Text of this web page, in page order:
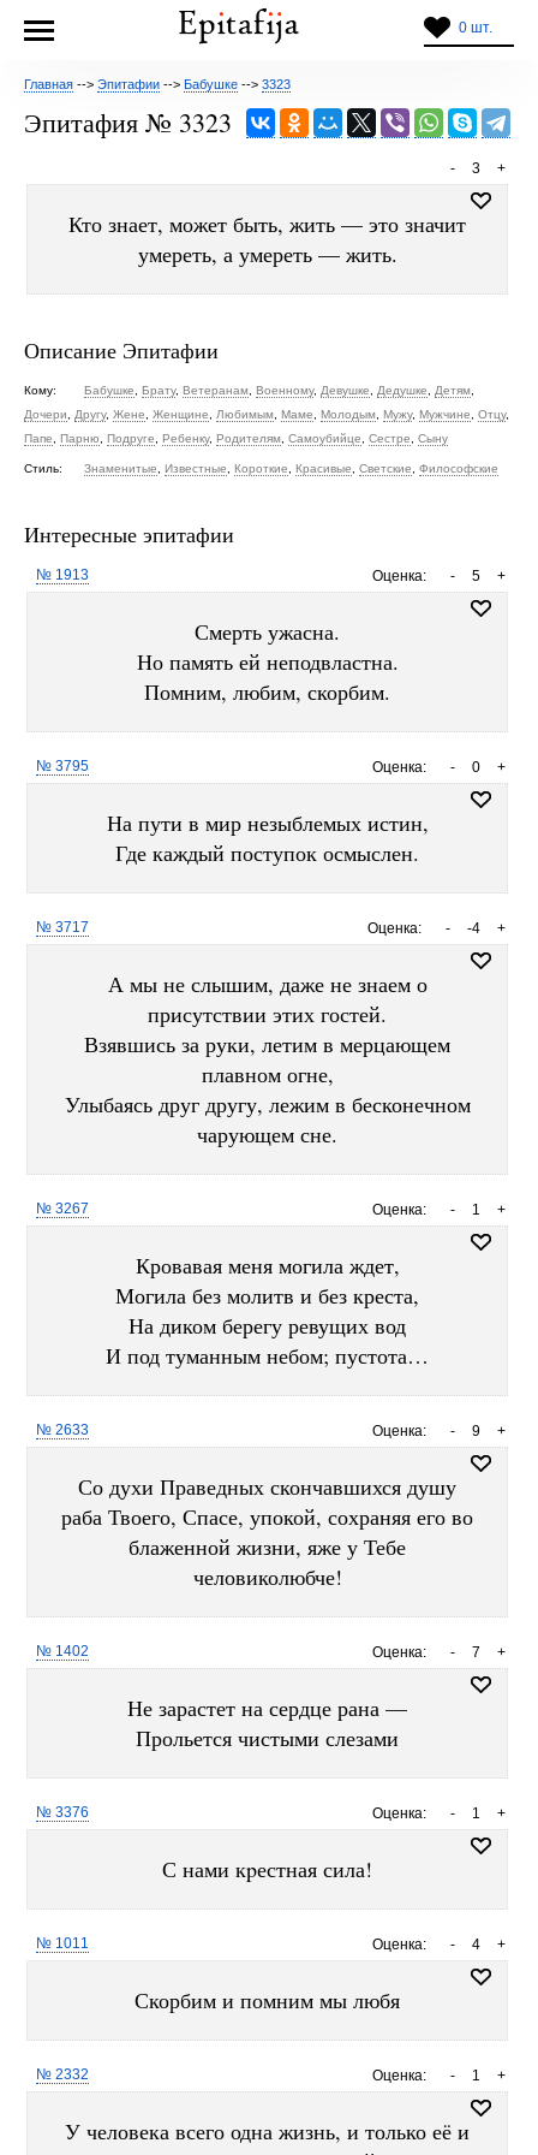
0 шт.
Главная --> Эпитафии --> Бабушке --> 3323
Эпитафия № 3323
+
3
-
Кто знает, может быть, жить — это значит
умереть, а умереть — жить.
Описание Эпитафии
Кому: Бабушке Брату, Ветеранам Военному, Девушке Дедушке Детям
Дочери
Другу, Жене Женщине Любимым Маме Молодым Мужу, Мужчине Отцу,
Папе
Парню Подруге Ребенку, Родителям Самоубийце Сестре Сыну
Стиль: Знаменитые Известные Короткие Красивые Светские Философские
Интересные эпитафии
Оценка: +
5
-
№ 1913
Смерть ужасна.
Но память ей неподвластна.
Помним, любим, скорбим.
Оценка: +
0
-
№ 3795
На пути в мир незыблемых истин,
Где каждый поступок осмыслен.
Оценка: +
-4
-
№ 3717
А мы не слышим, даже не знаем о
присутствии этих гостей.
Взявшись за руки, летим в мерцающем
плавном огне,
Улыбаясь друг другу, лежим в бесконечном
чарующем сне.
Оценка: +
1
-
№ 3267
Кровавая меня могила ждет,
Могила без молитв и без креста,
На диком берегу ревущих вод
И под туманным небом; пустота…
Оценка: +
9
-
№ 2633
Со духи Праведных скончавшихся душу
раба Твоего, Спасе, упокой, сохраняя его во
блаженной жизни, яже у Тебе
человиколюбче!
Оценка: +
7
-
№ 1402
Не зарастет на сердце рана —
Прольется чистыми слезами
Оценка: +
1
-
№ 3376
С нами кpестная сила!
Оценка: +
4
-
№ 1011
Скорбим и помним мы любя
Оценка: +
1
-
№ 2332
У человека всего одна жизнь, и только её и